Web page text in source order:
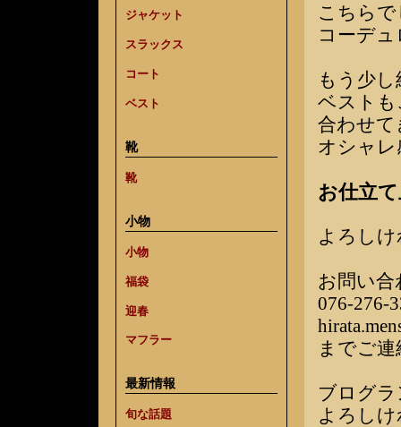
ジャケット
スラックス
コート
ベスト
靴
靴
小物
小物
福袋
迎春
マフラー
最新情報
旬な話題
こちら
コーデ
もう少
ベスト
合わせ
オシャ
お仕立
よろし
お問い合
076-276-
までご
ブログ
よろし